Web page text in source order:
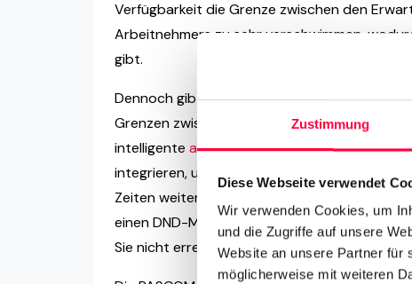
Zustimmung
Diese Webseite verwendet
Wir verwenden Cookies, um
und die Zugriffe auf unsere
Website an unsere Partner für
möglicherweise mit weiteren
Verfügbarkeit die Grenze zwischen den
Arbeitnehmers zu sehr verschwimmen,
gibt.
Dennoch gibt es ein paar Dinge, die
Grenzen zwischen Arbeitszeit und Freizeit zu
intelligente automatische Anrufverteilung
integrieren, um sicherzustellen, dass Anrufe
Zeiten weitergeleitet werden. Als Mitarbeiter
einen DND-Modus, der im Grunde
Sie nicht erreichbar sind. Somit können Sie